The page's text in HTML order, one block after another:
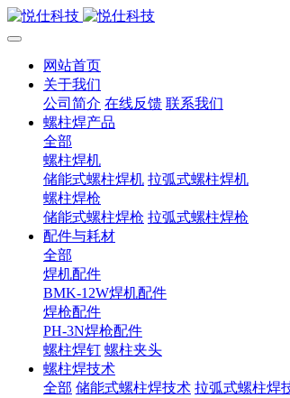
网站首页
关于我们
公司简介 在线反馈 联系我们
螺柱焊产品
全部
螺柱焊机
储能式螺柱焊机 拉弧式螺柱焊机
螺柱焊枪
储能式螺柱焊枪 拉弧式螺柱焊枪
配件与耗材
全部
焊机配件
BMK-12W焊机配件
焊枪配件
PH-3N焊枪配件
螺柱焊钉 螺柱夹头
螺柱焊技术
全部 储能式螺柱焊技术 拉弧式螺柱焊